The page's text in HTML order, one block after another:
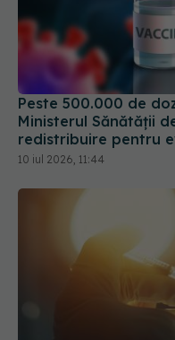
Peste 500.000 de
Ministerul Sănătății
redistribuire pentru
10 iul 2026, 11:44